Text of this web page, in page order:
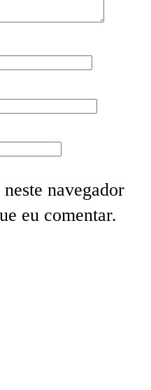
navegador
eu comentar.